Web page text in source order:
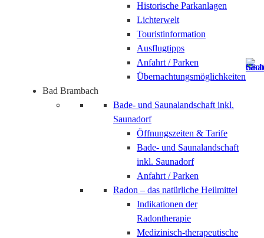
Historische Parkanlagen
Lichterwelt
Touristinformation
Ausflugtipps
Anfahrt / Parken
Übernachtungsmöglichkeiten
Bad Brambach
Bade- und Saunalandschaft inkl.
Saunadorf
Öffnungszeiten & Tarife
Bade- und Saunalandschaft
inkl. Saunadorf
Anfahrt / Parken
Radon – das natürliche Heilmittel
Indikationen der
Radontherapie
Medizinisch-therapeutische